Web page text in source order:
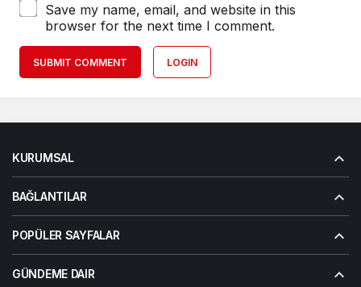
Save my name, email, and website in this
browser for the next time I comment.
SUBMIT COMMENT LOGIN
KURUMSAL
BAĞLANTILAR
POPÜLER SAYFALAR
GÜNDEME DAIR